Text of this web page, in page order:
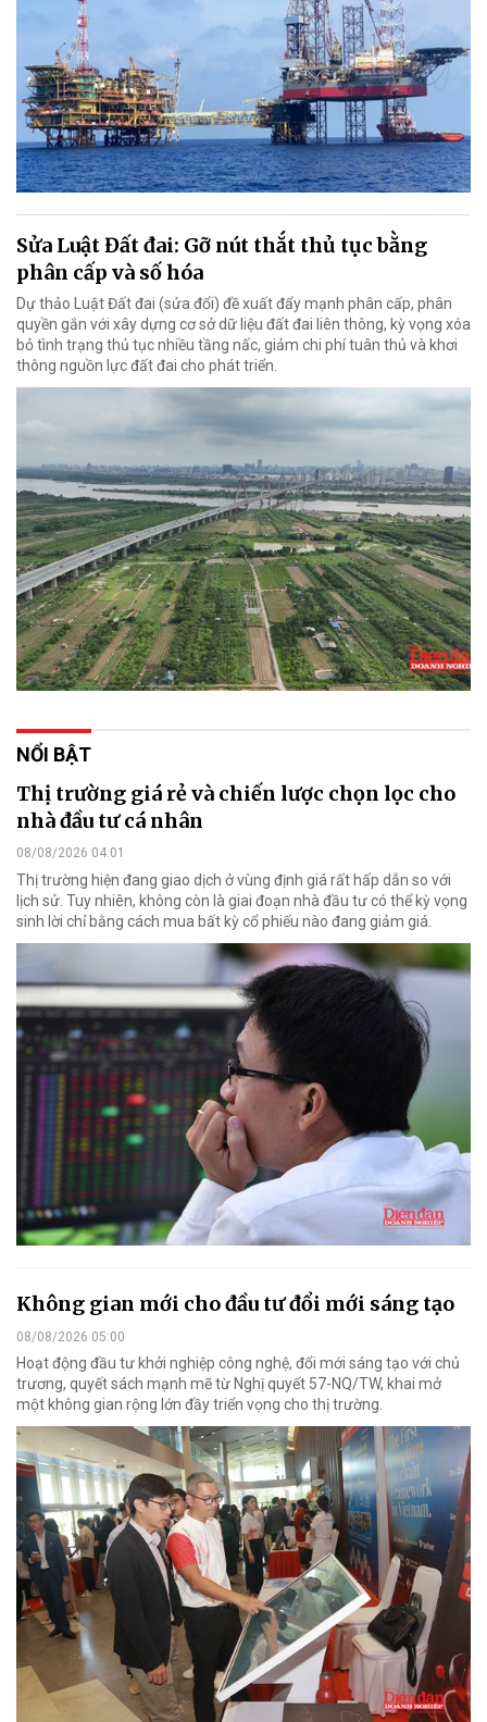
Sửa Luật Đất đai: Gỡ nút thắt thủ tục bằng
phân cấp và số hóa
Dự thảo Luật Đất đai (sửa đổi) đề xuất đẩy mạnh phân cấp, phân
quyền gắn với xây dựng cơ sở dữ liệu đất đai liên thông, kỳ vọng xóa
bỏ tình trạng thủ tục nhiều tầng nấc, giảm chi phí tuân thủ và khơi
thông nguồn lực đất đai cho phát triển.
NỔI BẬT
Thị trường giá rẻ và chiến lược chọn lọc cho
nhà đầu tư cá nhân
08/08/2026 04:01
Thị trường hiện đang giao dịch ở vùng định giá rất hấp dẫn so với
lịch sử. Tuy nhiên, không còn là giai đoạn nhà đầu tư có thể kỳ vọng
sinh lời chỉ bằng cách mua bất kỳ cổ phiếu nào đang giảm giá.
Không gian mới cho đầu tư đổi mới sáng tạo
08/08/2026 05:00
Hoạt động đầu tư khởi nghiệp công nghệ, đổi mới sáng tạo với chủ
trương, quyết sách mạnh mẽ từ Nghị quyết 57-NQ/TW, khai mở
một không gian rộng lớn đầy triển vọng cho thị trường.